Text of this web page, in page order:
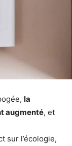
la
augmenté, et
sur l’écologie,